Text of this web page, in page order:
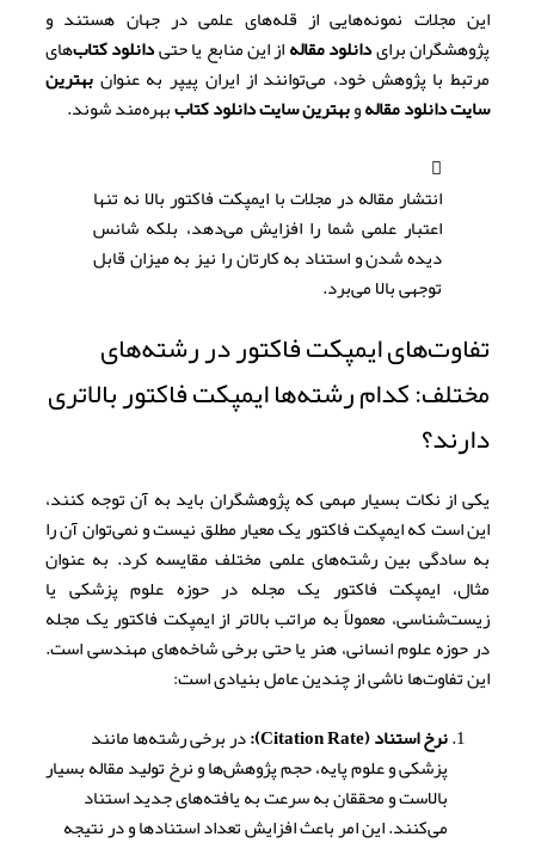
این مجلات نمونه‌هایی از قله‌های علمی در جهان هستند و
پژوهشگران برایدانلود مقالهاز این منابع یا حتیدانلود کتاب‌های
مرتبط با پژوهش خود، می‌توانند از ایران پیپر به عنوان بهترین
سایت دانلود مقالهوبهترین سایت دانلود کتاببهره‌مند شوند.
انتشار مقاله در مجلات با ایمپکت فاکتور بالا نه تنها
اعتبار علمی شما را افزایش می‌دهد، بلکه شانس
دیده شدن و استناد به کارتان را نیز به میزان قابل
توجهی بالا می‌برد.
تفاوت‌های ایمپکت فاکتور در رشته‌های
مختلف: کدام رشته‌ها ایمپکت فاکتور بالاتری
دارند؟
یکی از نکات بسیار مهمی که پژوهشگران باید به آن توجه کنند،
این است که ایمپکت فاکتور یک معیار مطلق نیست و نمی‌توان آن را
به سادگی بین رشته‌های علمی مختلف مقایسه کرد. به عنوان
مثال، ایمپکت فاکتور یک مجله در حوزه علوم پزشکی یا
زیست‌شناسی، معمولاً به مراتب بالاتر از ایمپکت فاکتور یک مجله
در حوزه علوم انسانی، هنر یا حتی برخی شاخه‌های مهندسی است.
این تفاوت‌ها ناشی از چندین عامل بنیادی است:
نرخ استناد (Citation Rate):
در برخی رشته‌ها مانند
پزشکی و علوم پایه، حجم پژوهش‌ها و نرخ تولید مقاله بسیار
بالاست و محققان به سرعت به یافته‌های جدید استناد
می‌کنند. این امر باعث افزایش تعداد استنادها و در نتیجه